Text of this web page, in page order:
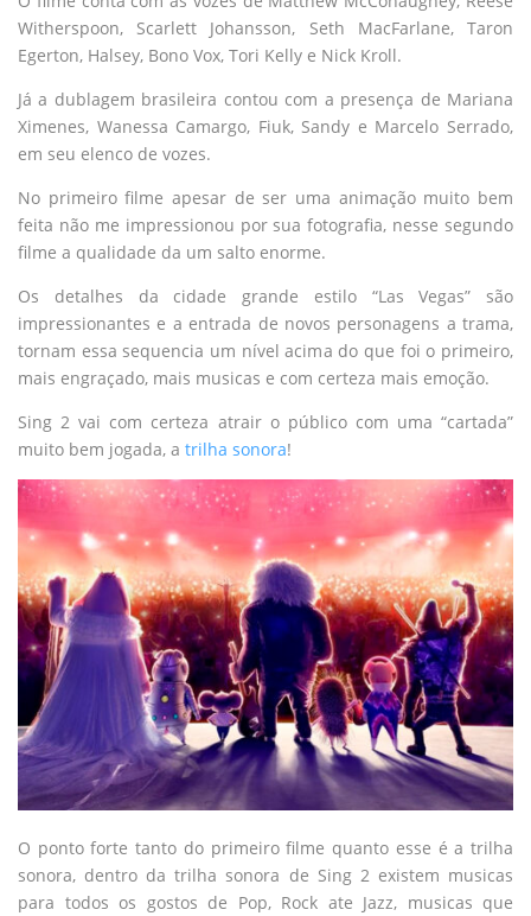
Witherspoon, Scarlett Johansson, Seth MacFarlane, Taron
Egerton, Halsey, Bono Vox, Tori Kelly e Nick Kroll.
Já a dublagem brasileira contou com a presença de Mariana
Ximenes, Wanessa Camargo, Fiuk, Sandy e Marcelo Serrado,
em seu elenco de vozes.
No primeiro filme apesar de ser uma animação muito bem
feita não me impressionou por sua fotografia, nesse segundo
filme a qualidade da um salto enorme.
Os detalhes da cidade grande estilo “Las Vegas” são
impressionantes e a entrada de novos personagens a trama,
tornam essa sequencia um nível acima do que foi o primeiro,
mais engraçado, mais musicas e com certeza mais emoção.
Sing 2 vai com certeza atrair o público com uma “cartada”
muito bem jogada, a trilha sonora!
O ponto forte tanto do primeiro filme quanto esse é a trilha
sonora, dentro da trilha sonora de Sing 2 existem musicas
para todos os gostos de Pop, Rock ate Jazz, musicas que